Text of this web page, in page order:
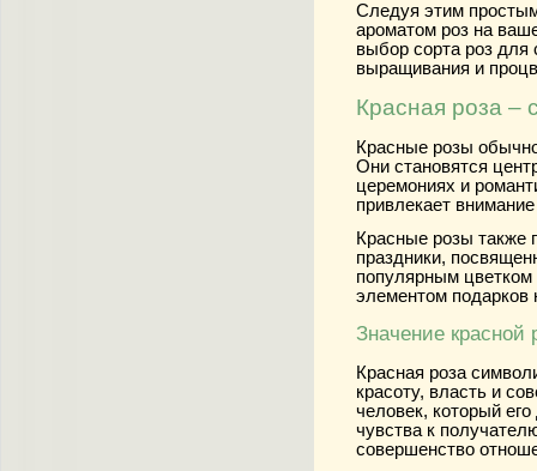
Следуя этим
ароматом роз на
выбор сорта роз для
выращивания и
Красная роза –
Красные розы
Они становятся
церемониях и
привлекает
Красные розы также
праздники,
популярным
элементом подарков
Значение красной
Красная роза
красоту, власть и
человек, который
чувства к
совершенство